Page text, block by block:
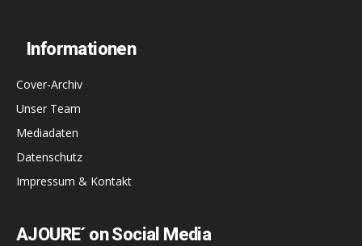
Informationen
Cover-Archiv
Unser Team
Mediadaten
Datenschutz
Impressum & Kontakt
AJOURE´ on Social Media